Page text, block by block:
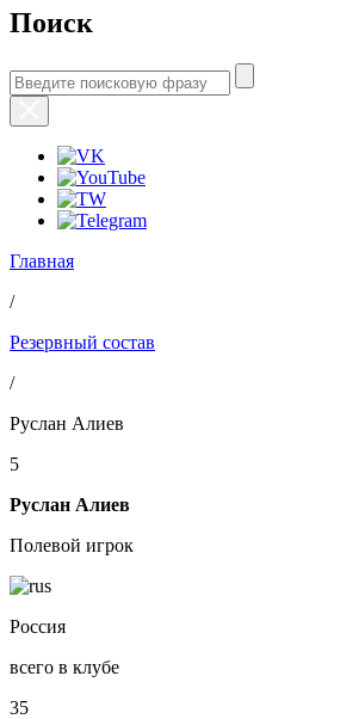
Поиск
Главная
/
Резервный состав
/
Руслан Алиев
5
Руслан Алиев
Полевой игрок
Россия
всего в клубе
35